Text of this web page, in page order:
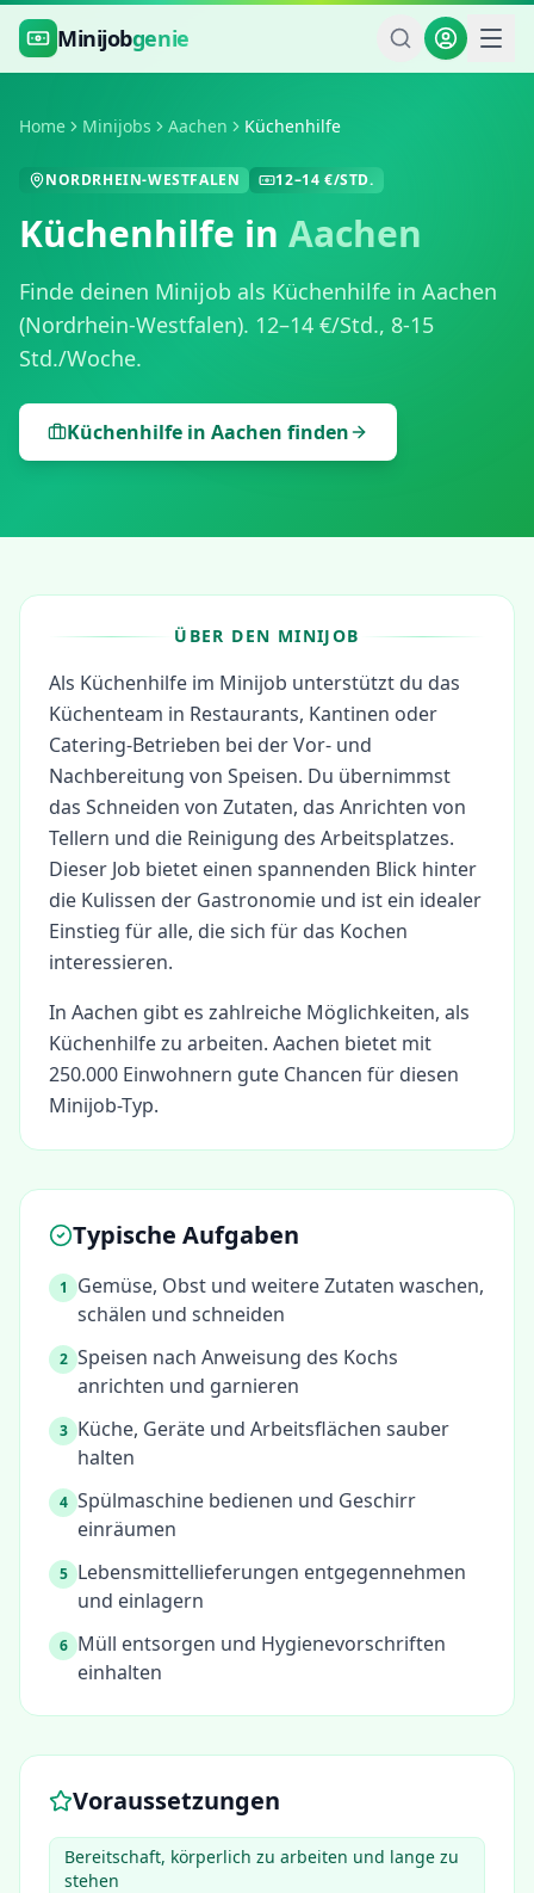
Zum Hauptinhalt springen
Minijobgenie
Home Minijobs Aachen Küchenhilfe
NORDRHEIN-WESTFALEN 12–14 €/STD.
Küchenhilfe in Aachen
Finde deinen Minijob als Küchenhilfe in Aachen
(Nordrhein-Westfalen). 12–14 €/Std., 8-15
Std./Woche.
Küchenhilfe in Aachen finden
ÜBER DEN MINIJOB
Als Küchenhilfe im Minijob unterstützt du das
Küchenteam in Restaurants, Kantinen oder
Catering-Betrieben bei der Vor- und
Nachbereitung von Speisen. Du übernimmst
das Schneiden von Zutaten, das Anrichten von
Tellern und die Reinigung des Arbeitsplatzes.
Dieser Job bietet einen spannenden Blick hinter
die Kulissen der Gastronomie und ist ein idealer
Einstieg für alle, die sich für das Kochen
interessieren.
In Aachen gibt es zahlreiche Möglichkeiten, als
Küchenhilfezu arbeiten. Aachen bietet mit
250.000 Einwohnern gute Chancen für diesen
Minijob-Typ.
Typische Aufgaben
1
Gemüse, Obst und weitere Zutaten waschen,
schälen und schneiden
2 Speisen nach Anweisung des Kochs
anrichten und garnieren
3 Küche, Geräte und Arbeitsflächen sauber
halten
4 Spülmaschine bedienen und Geschirr
einräumen
5 Lebensmittellieferungen entgegennehmen
und einlagern
6 Müll entsorgen und Hygienevorschriften
einhalten
Voraussetzungen
Bereitschaft, körperlich zu arbeiten und lange zu
stehen